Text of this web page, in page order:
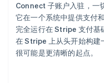
Connect 子账户入驻，一
它在一个系统中提供支付
完全运行在 Stripe 支付基
在 Stripe 上从头开始构
很可能是更清晰的起点。